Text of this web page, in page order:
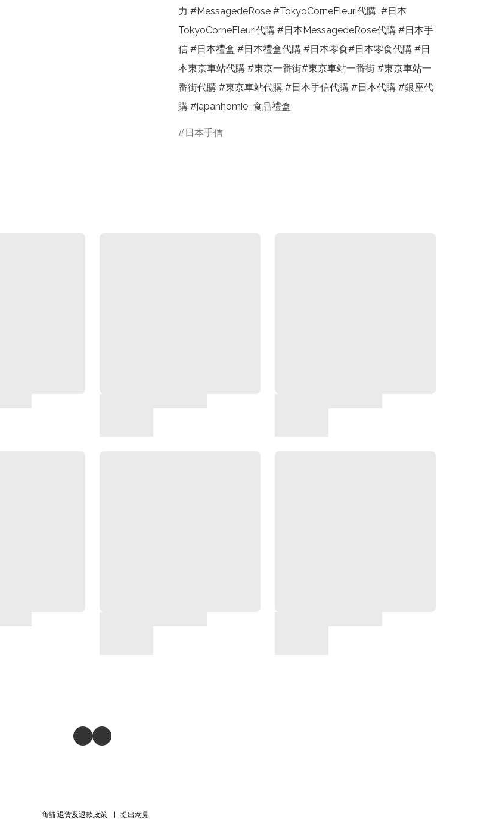
力 #MessagedeRose #TokyoCorneFleuri代購  #日本
TokyoCorneFleuri代購 #日本MessagedeRose代購 #日本手
信 #日本禮盒 #日本禮盒代購 #日本零食#日本零食代購 #日
本東京車站代購 #東京一番街#東京車站一番街 #東京車站一
番街代購 #東京車站代購 #日本手信代購 #日本代購 #銀座代
購 #japanhomie_食品禮盒
日本手信
商舖 退貨及退款政策 提出意見